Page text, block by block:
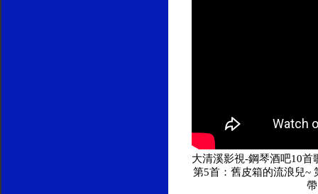
大清溪影視-鋼琴酒吧10首
第5首：舊皮箱的流浪兒~